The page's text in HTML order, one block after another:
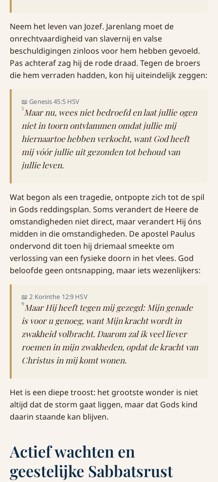
Neem het leven van Jozef. Jarenlang moet de
onrechtvaardigheid van slavernij en valse
beschuldigingen zinloos voor hem hebben gevoeld.
Pas achteraf zag hij de rode draad. Tegen de broers
die hem verraden hadden, kon hij uiteindelijk zeggen:
📖 Genesis 45:5 HSV
5Maar nu, wees niet bedroefd en laat jullie ogen
niet in toorn ontvlammen omdat jullie mij
hiernaartoe hebben verkocht, want God heeft
mij vóór jullie uit gezonden tot behoud van
jullie leven.
Wat begon als een tragedie, ontpopte zich tot de spil
in Gods reddingsplan. Soms verandert de Heere de
omstandigheden niet direct, maar verandert Hij óns
midden in die omstandigheden. De apostel Paulus
ondervond dit toen hij driemaal smeekte om
verlossing van een fysieke doorn in het vlees. God
beloofde geen ontsnapping, maar iets wezenlijkers:
📖 2 Korinthe 12:9 HSV
9Maar Hij heeft tegen mij gezegd: Mijn genade
is voor u genoeg, want Mijn kracht wordt in
zwakheid volbracht. Daarom zal ik veel liever
roemen in mijn zwakheden, opdat de kracht van
Christus in mij komt wonen.
Het is een diepe troost: het grootste wonder is niet
altijd dat de storm gaat liggen, maar dat Gods kind
daarin staande kan blijven.
Actief wachten en
geestelijke Sabbatsrust